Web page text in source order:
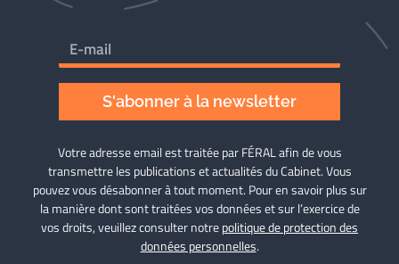
S'abonner à la newsletter
Votre adresse email est traitée par FÉRAL afin de vous
transmettre les publications et actualités du Cabinet. Vous
pouvez vous désabonner à tout moment. Pour en savoir plus sur
la manière dont sont traitées vos données et sur l’exercice de
vos droits, veuillez consulter notrepolitique de protection des
données personnelles.